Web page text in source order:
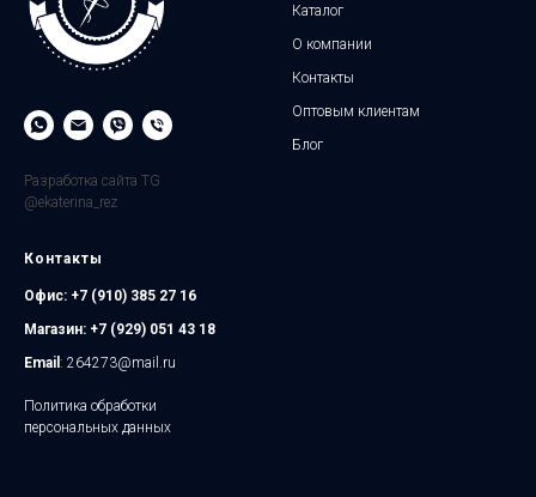
Разработка сайта TG
@ekaterina_rez
Каталог
О компании
Контакты
Оптовым клиентам
Блог
Контакты
Офис: +7 (910) 385 27 16
Магазин: +7 (929) 051 43 18
Email : 264273@mail.ru
Политика обработки
персональных данных